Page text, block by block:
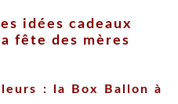
idées cadeaux
fête des mères
: la Box Ballon à